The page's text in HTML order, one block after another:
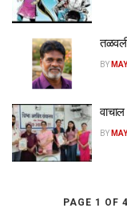
BY
BY
PAGE 1 OF